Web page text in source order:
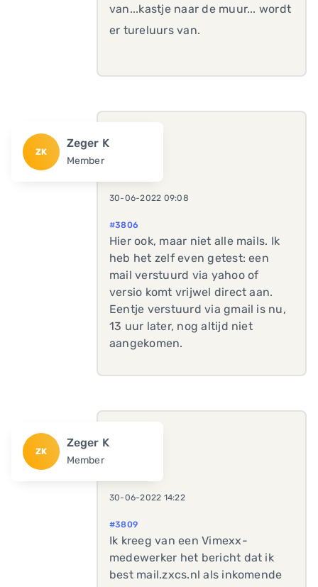
van...kastje naar de muur... wordt
er tureluurs van.
ZK
Zeger K
Member
30-06-2022 09:08
#3806
Hier ook, maar niet alle mails. Ik
heb het zelf even getest: een
mail verstuurd via yahoo of
versio komt vrijwel direct aan.
Eentje verstuurd via gmail is nu,
13 uur later, nog altijd niet
aangekomen.
ZK
Zeger K
Member
30-06-2022 14:22
#3809
Ik kreeg van een Vimexx-
medewerker het bericht dat ik
best mail.zxcs.nl als inkomende